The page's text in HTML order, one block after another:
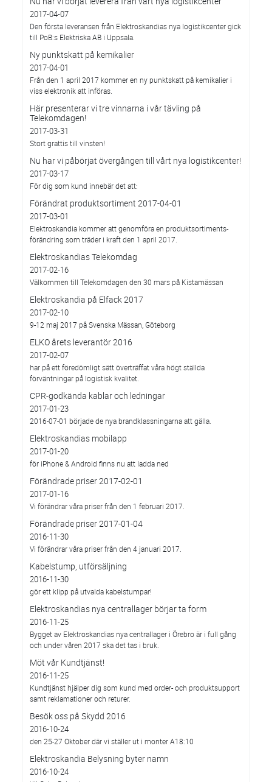
2017-04-07
Den första leveransen från Elektroskandias nya logistikcenter gick
till PoB:s Elektriska AB i Uppsala.
Ny punktskatt på kemikalier
2017-04-01
Från den 1 april 2017 kommer en ny punktskatt på kemikalier i
viss elektronik att införas.
Här presenterar vi tre vinnarna i vår tävling på
Telekomdagen!
2017-03-31
Stort grattis till vinsten!
Nu har vi påbörjat övergången till vårt nya logistikcenter!
2017-03-17
För dig som kund innebär det att:
Förändrat produktsortiment 2017-04-01
2017-03-01
Elektroskandia kommer att genomföra en produktsortiments-
förändring som träder i kraft den 1 april 2017.
Elektroskandias Telekomdag
2017-02-16
Välkommen till Telekomdagen den 30 mars på Kistamässan
Elektroskandia på Elfack 2017
2017-02-10
9-12 maj 2017 på Svenska Mässan, Göteborg
ELKO årets leverantör 2016
2017-02-07
har på ett föredömligt sätt överträffat våra högt ställda
förväntningar på logistisk kvalitet.
CPR-godkända kablar och ledningar
2017-01-23
2016-07-01 började de nya brandklassningarna att gälla.
Elektroskandias mobilapp
2017-01-20
för iPhone & Android finns nu att ladda ned
Förändrade priser 2017-02-01
2017-01-16
Vi förändrar våra priser från den 1 februari 2017.
Förändrade priser 2017-01-04
2016-11-30
Vi förändrar våra priser från den 4 januari 2017.
Kabelstump, utförsäljning
2016-11-30
gör ett klipp på utvalda kabelstumpar!
Elektroskandias nya centrallager börjar ta form
2016-11-25
Bygget av Elektroskandias nya centrallager i Örebro är i full gång
och under våren 2017 ska det tas i bruk.
Möt vår Kundtjänst!
2016-11-25
Kundtjänst hjälper dig som kund med order- och produktsupport
samt reklamationer och returer.
Besök oss på Skydd 2016
2016-10-24
den 25-27 Oktober där vi ställer ut i monter A18:10
Elektroskandia Belysning byter namn
2016-10-24